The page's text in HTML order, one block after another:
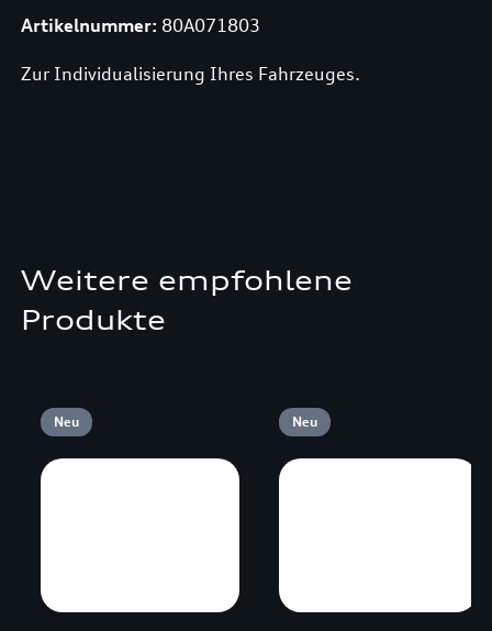
Artikelnummer: 80A071803
Zur Individualisierung Ihres Fahrzeuges.
Weitere empfohlene
Produkte
Neu Neu